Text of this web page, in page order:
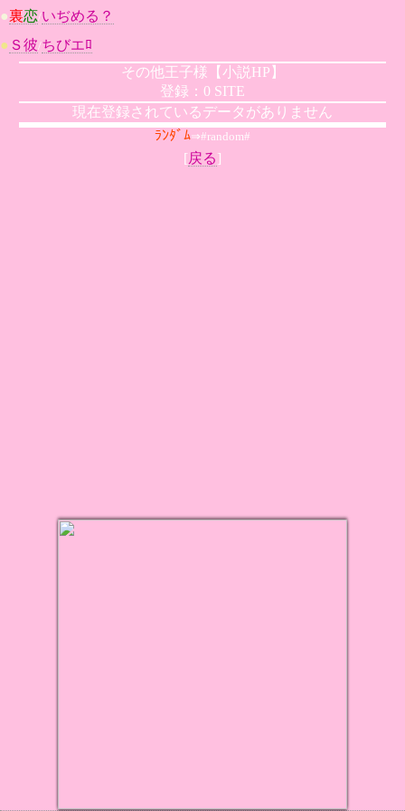
●裏恋/いぢめる？
● Ｓ彼/ちびエﾛ
その他王子様【小説HP】
登録：0 SITE
現在登録されているデータがありません
ﾗﾝﾀﾞﾑ⇒#random#
[戻る]